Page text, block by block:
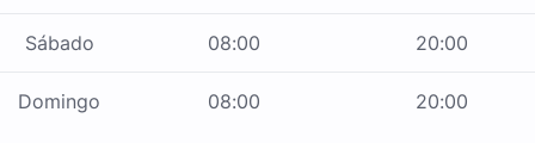
Sábado 08:00 20:00
Domingo 08:00 20:00